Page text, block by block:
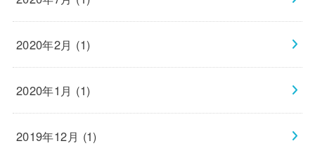
2020年2月 (1)
2020年1月 (1)
2019年12月 (1)